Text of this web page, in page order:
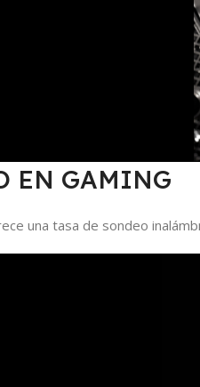
EN GAMING
una tasa de sondeo